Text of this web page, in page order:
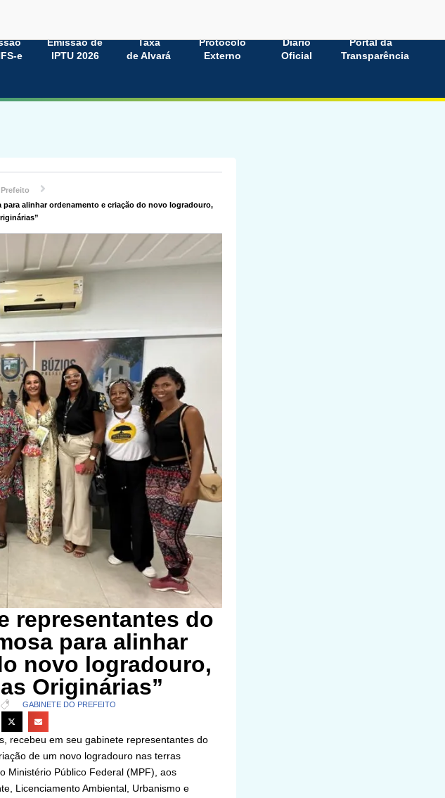
e
Emissão de
IPTU 2026
Taxa
de Alvará
Protocolo
Externo
Diário
Oficial
Portal da
Transparência
alinhar ordenamento e criação do novo logradouro,
representantes do
para alinhar
novo logradouro,
Originárias”
GABINETE DO PREFEITO
recebeu em seu gabinete representantes do
de um novo logradouro nas terras
Ministério Público Federal (MPF), aos
Licenciamento Ambiental, Urbanismo e